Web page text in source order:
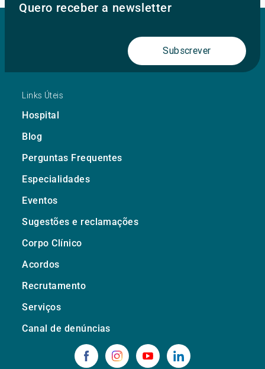
Quero receber a newsletter
Subscrever
Links Úteis
Hospital
Blog
Perguntas Frequentes
Especialidades
Eventos
Sugestões e reclamações
Corpo Clínico
Acordos
Recrutamento
Serviços
Canal de denúncias